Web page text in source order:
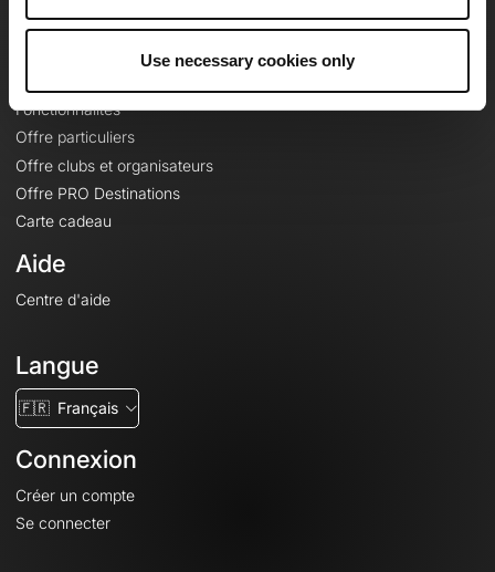
Use necessary cookies only
Fonctionnalités
Offre particuliers
Offre clubs et organisateurs
Offre PRO Destinations
Carte cadeau
Aide
Centre d'aide
Langue
🇫🇷 Français
Connexion
Créer un compte
Se connecter